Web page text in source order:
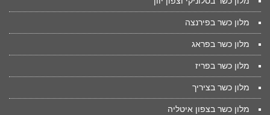
מלון כשר בפירנצה
מלון כשר בפראג
מלון כשר בפריז
מלון כשר בציריך
מלון כשר בצפון איטליה